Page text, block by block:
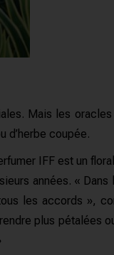
Mais les oracles
d’herbe coupée.
IFF est un
années. «
les accords »,
plus pétalées